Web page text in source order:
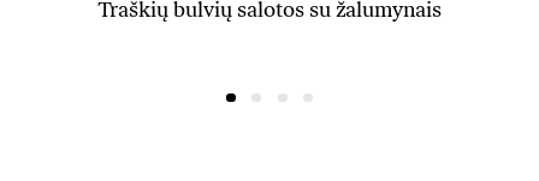
Traškių bulvių salotos su žalumynais